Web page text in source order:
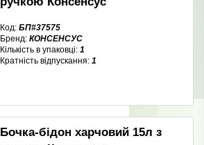
Код: БП#37575
Бренд: КОНСЕНСУС
Кількість в упаковці: 1
Кратність відпускання: 1
Бочка-бідон харчовий 15л з